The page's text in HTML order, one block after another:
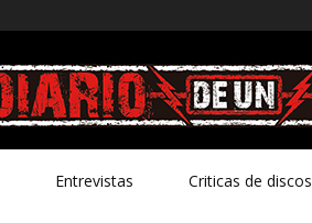
Entrevistas Criticas de discos